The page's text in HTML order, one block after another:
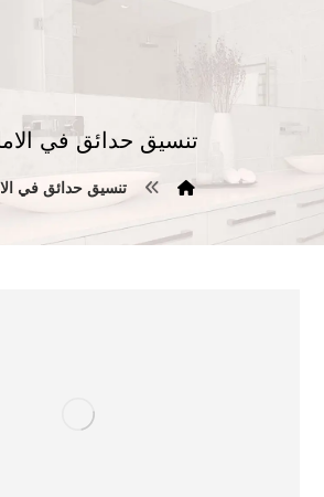
تنسيق حدائق في
تنسيق حدائق في